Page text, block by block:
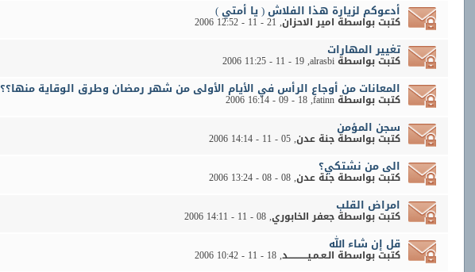
أدعوكم لزيارة هذا الفلاش ( يا أمتي )
كتبت بواسطة امير الاحزان‏, 21 - 11 - 2006 12:52
تغيير المهارات
كتبت بواسطةalrasbi
‏, 19 - 11 - 2006 11:25
المعانات من أوجاع الرأس في الأيام الأولى من شهر رمضان وطرق الوقاية منها؟؟
كتبت بواسطةfatinn
‏, 18 - 09 - 2006 16:14
سجن المؤمن
كتبت بواسطةجنة عدن‏, 05 - 11 - 2006 14:14
الى من نشتكي؟
كتبت بواسطةجنة عدن‏, 08 - 08 - 2006 13:24
امراض القلب
كتبت بواسطةجعفر الخابوري‏, 08 - 11 - 2006 14:11
قل إن شاء الله
كتبت بواسطة الـعـمـيــــــــــــد‏, 18 - 11 - 2006 10:42